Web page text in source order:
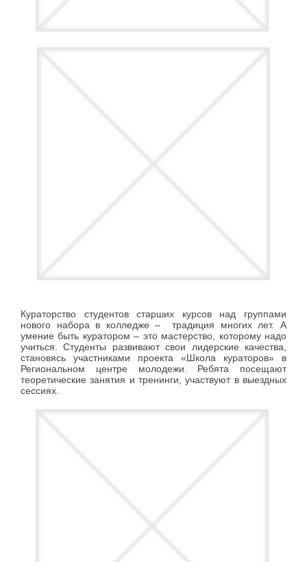
Кураторство студентов старших курсов над группами
нового набора в колледже – традиция многих лет. А
умение быть куратором – это мастерство, которому надо
учиться. Студенты развивают свои лидерские качества,
становясь участниками проекта «Школа кураторов» в
Региональном центре молодежи. Ребята посещают
теоретические занятия и тренинги, участвуют в выездных
сессиях.